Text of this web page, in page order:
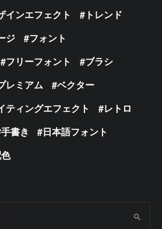
インエフェクト
トレンド
ジ
フォント
フリーフォント
ブラシ
レミアム
ベクター
ティングエフェクト
レトロ
手書き
日本語フォント